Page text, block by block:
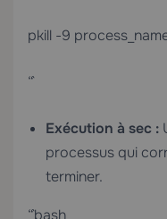
pkill -9
“`
Exécution à sec :
processus qui
terminer.
“`bash